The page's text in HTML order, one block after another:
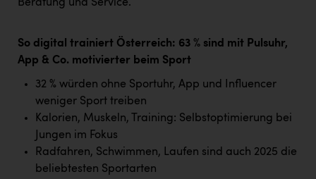
Beratung und Service.
So digital trainiert Österreich: 63 % sind mit Pulsuhr,
App & Co. motivierter beim Sport
32 % würden ohne Sportuhr, App und Influencer
weniger Sport treiben
Kalorien, Muskeln, Training: Selbstoptimierung bei
Jungen im Fokus
Radfahren, Schwimmen, Laufen sind auch 2025 die
beliebtesten Sportarten